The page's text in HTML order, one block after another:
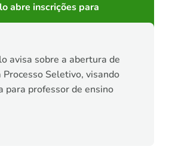
abre inscrições para
avisa sobre a abertura de
Processo Seletivo, visando
para professor de ensino